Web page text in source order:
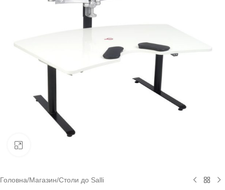
Головна/Магазин/Столи до Salli